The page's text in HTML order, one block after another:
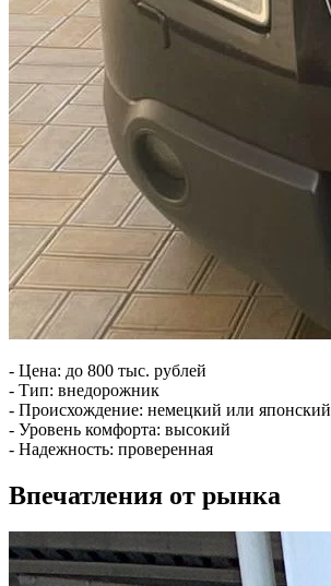
- Цена: до 800 тыс. рублей
- Тип: внедорожник
- Происхождение: немецкий или японский
- Уровень комфорта: высокий
- Надежность: проверенная
Впечатления от рынка